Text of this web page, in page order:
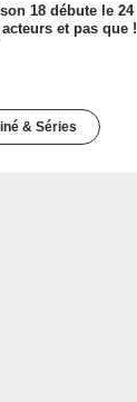
18 débute le 24
et pas que !
& Séries